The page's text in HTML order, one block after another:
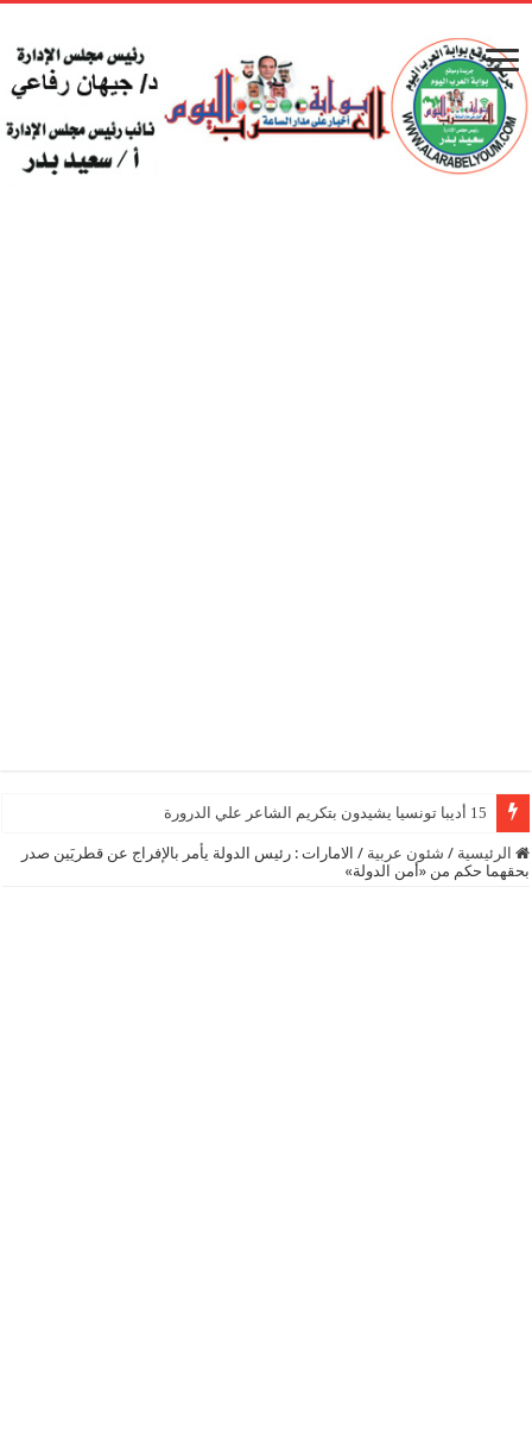
15 أديبا تونسيا يشيدون بتكريم الشاعر علي الدرورة
الرئيسية / شئون عربية /
الامارات : رئيس الدولة يأمر بالإفراج عن قطريَين صدر
بحقهما حكم من «أمن الدولة»